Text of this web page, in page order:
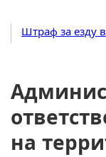
Штраф за езду
на